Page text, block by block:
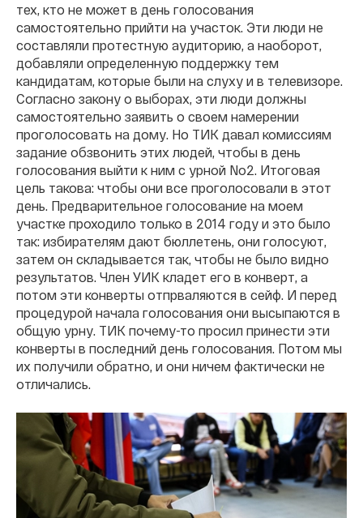
тех, кто не может в день голосования
самостоятельно прийти на участок. Эти люди не
составляли протестную аудиторию, а наоборот,
добавляли определенную поддержку тем
кандидатам, которые были на слуху и в телевизоре.
Согласно закону о выборах, эти люди должны
самостоятельно заявить о своем намерении
проголосовать на дому. Но ТИК давал комиссиям
задание обзвонить этих людей, чтобы в день
голосования выйти к ним с урной No2. Итоговая
цель такова: чтобы они все проголосовали в этот
день. Предварительное голосование на моем
участке проходило только в 2014 году и это было
так: избирателям дают бюллетень, они голосуют,
затем он складывается так, чтобы не было видно
результатов. Член УИК кладет его в конверт, а
потом эти конверты отпрваляются в сейф. И перед
процедурой начала голосования они высыпаются в
общую урну. ТИК почему-то просил принести эти
конверты в последний день голосования. Потом мы
их получили обратно, и они ничем фактически не
отличались.